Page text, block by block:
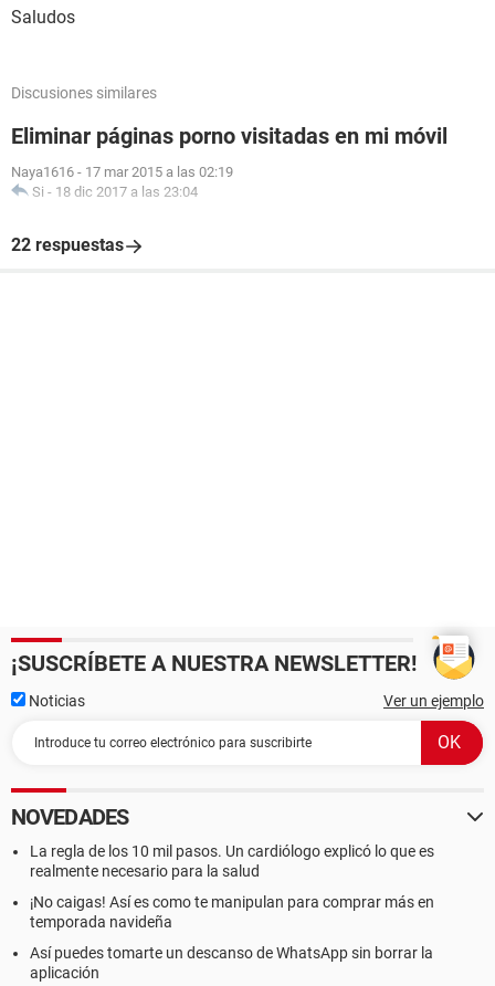
Saludos
Discusiones similares
Eliminar páginas porno visitadas en mi móvil
Naya1616 - 17 mar 2015 a las 02:19
Si - 18 dic 2017 a las 23:04
22 respuestas
¡SUSCRÍBETE A NUESTRA NEWSLETTER!
Noticias Ver un ejemplo
NOVEDADES
La regla de los 10 mil pasos. Un cardiólogo explicó lo que es
realmente necesario para la salud
¡No caigas! Así es como te manipulan para comprar más en
temporada navideña
Así puedes tomarte un descanso de WhatsApp sin borrar la
aplicación